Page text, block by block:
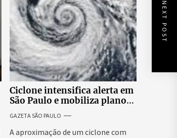
NEXT POST
Ciclone intensifica alerta em
São Paulo e mobiliza plano
emergencial para evitar
impactos no fornecimento
de energia
GAZETA SÃO PAULO
A aproximação de um ciclone com